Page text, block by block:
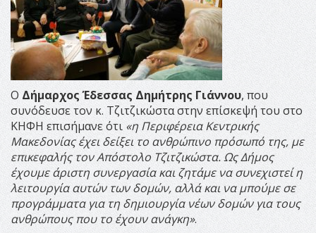
ΟΔήμαρχος Έδεσσας Δημήτρης Γιάννου, που
συνόδευσε τον κ. Τζιτζικώστα στην επίσκεψή του στο
ΚΗΦΗ επισήμανε ότι«η Περιφέρεια Κεντρικής
Μακεδονίας έχει δείξει το ανθρώπινο πρόσωπό της, με
επικεφαλής τον Απόστολο Τζιτζικώστα. Ως Δήμος
έχουμε άριστη συνεργασία και ζητάμε να συνεχιστεί η
λειτουργία αυτών των δομών, αλλά και να μπούμε σε
προγράμματα για τη δημιουργία νέων δομών για τους
ανθρώπους που το έχουν ανάγκη».